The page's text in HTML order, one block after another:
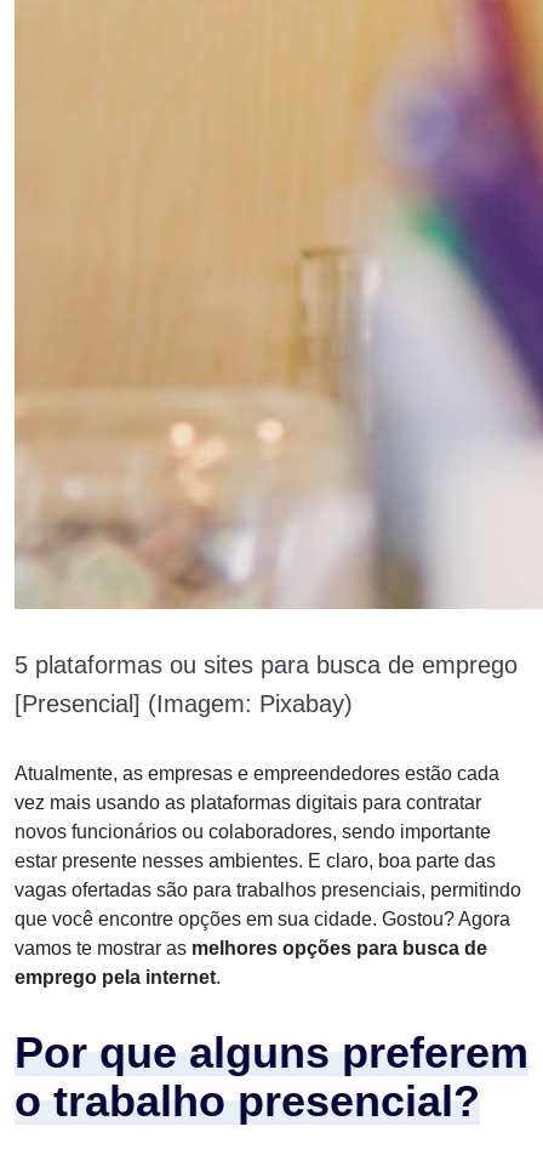
5 plataformas ou sites para busca de emprego
[Presencial] (Imagem: Pixabay)
Atualmente, as empresas e empreendedores estão cada
vez mais usando as plataformas digitais para contratar
novos funcionários ou colaboradores, sendo importante
estar presente nesses ambientes. E claro, boa parte das
vagas ofertadas são para trabalhos presenciais, permitindo
que você encontre opções em sua cidade. Gostou? Agora
vamos te mostrar as melhores opções para busca de
emprego pela internet.
Por que alguns preferem
o trabalho presencial?